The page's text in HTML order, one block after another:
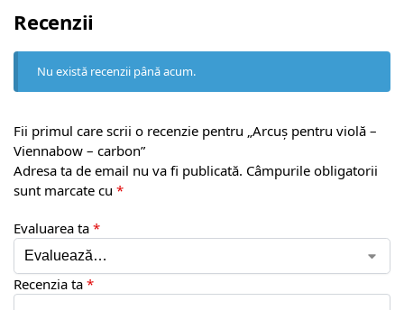
Recenzii
Nu există recenzii până acum.
Fii primul care scrii o recenzie pentru „Arcuș pentru violă –
Viennabow – carbon”
Adresa ta de email nu va fi publicată. Câmpurile obligatorii
sunt marcate cu *
Evaluarea ta *
Recenzia ta *